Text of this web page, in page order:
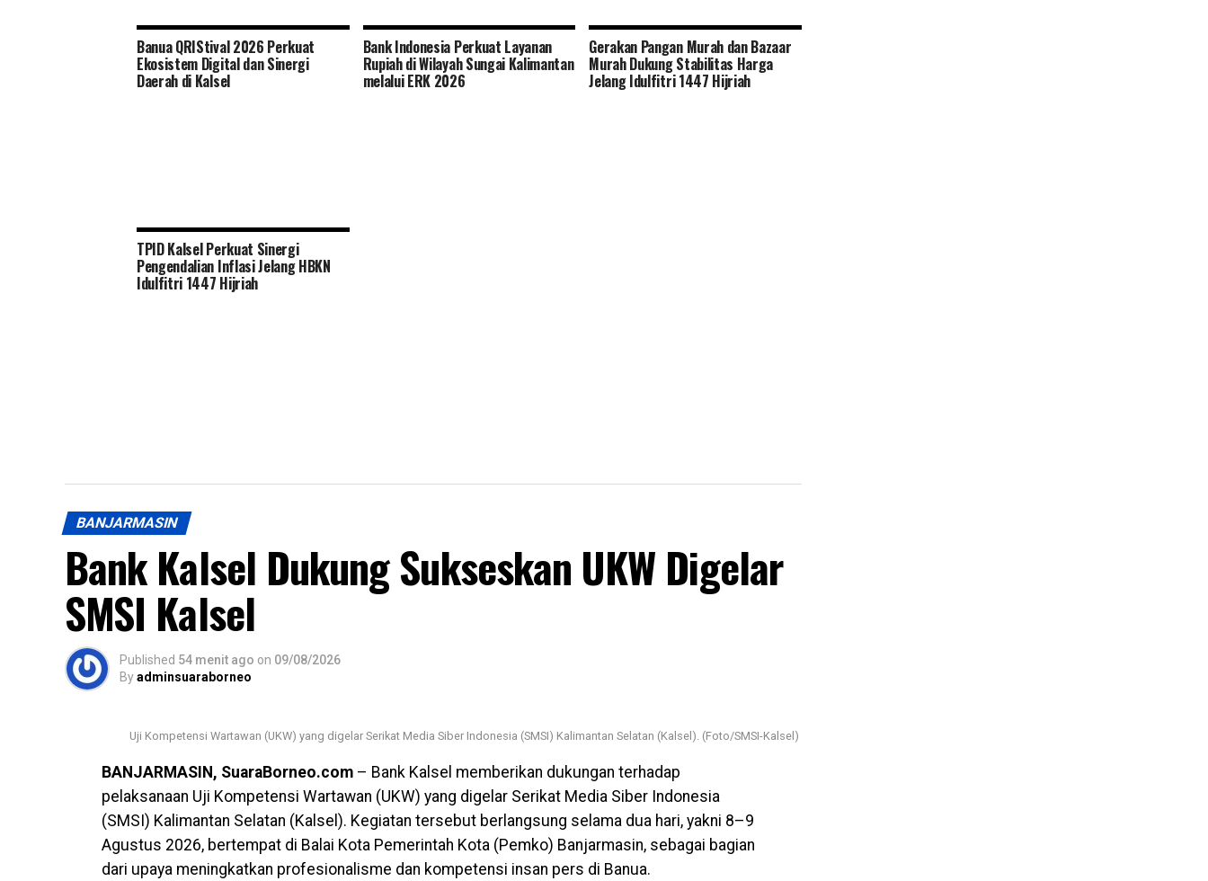
Banua QRIStival 2026 Perkuat
Ekosistem Digital dan Sinergi
Daerah di Kalsel
Bank Indonesia Perkuat Layanan
Rupiah di Wilayah Sungai Kalimantan
melalui ERK 2026
Gerakan Pangan Murah dan Bazaar
Murah Dukung Stabilitas Harga
Jelang Idulfitri 1447 Hijriah
TPID Kalsel Perkuat Sinergi
Pengendalian Inflasi Jelang HBKN
Idulfitri 1447 Hijriah
BANJARMASIN
Bank Kalsel Dukung Sukseskan UKW Digelar
SMSI Kalsel
Published 54 menit ago on 09/08/2026
Byadminsuaraborneo
Uji Kompetensi Wartawan (UKW) yang digelar Serikat Media Siber Indonesia (SMSI) Kalimantan Selatan (Kalsel). (Foto/SMSI-Kalsel)
BANJARMASIN, SuaraBorneo.com – Bank Kalsel memberikan dukungan terhadap
pelaksanaan Uji Kompetensi Wartawan (UKW) yang digelar Serikat Media Siber Indonesia
(SMSI) Kalimantan Selatan (Kalsel). Kegiatan tersebut berlangsung selama dua hari, yakni 8–9
Agustus 2026, bertempat di Balai Kota Pemerintah Kota (Pemko) Banjarmasin, sebagai bagian
dari upaya meningkatkan profesionalisme dan kompetensi insan pers di Banua.